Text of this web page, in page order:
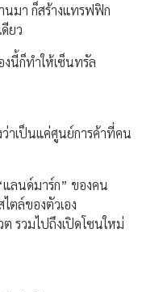
นมา ก็สร้างแทรฟฟิก
ยว
งนี้ก็ทำให้เซ็นทรัล
ว่าเป็นแค่ศูนย์การค้าที่คน
ลนด์มาร์ก” ของคน
ตล์ของตัวเอง
รวมไปถึงเปิดโซนใหม่